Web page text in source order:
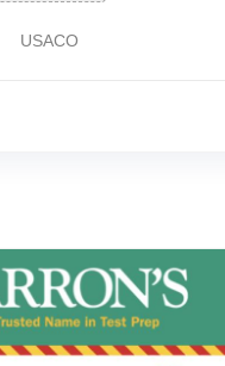
USACO